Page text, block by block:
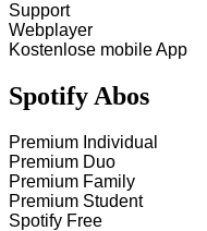
Support
Webplayer
Kostenlose mobile App
Spotify Abos
Premium Individual
Premium Duo
Premium Family
Premium Student
Spotify Free